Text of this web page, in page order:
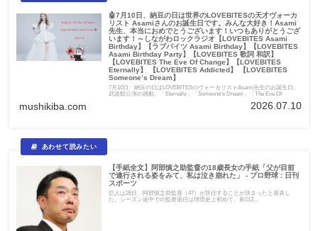
🤖7月10日、納豆の日は世界のLOVEBITESの天才ヴォーカ
リスト Asamiさんのお誕生日です。みんな大好き！Asami
先生、本当におめでとうございます！いつもありがとうござ
います！～しながわロックラジオ【LOVEBITES Asami
Birthday】【ラブバイツ Asami Birthday】【LOVEBITES
Asami Birthday Party】【LOVEBITES 歌詞 和訳】
【LOVEBITES The Eve Of Change】【LOVEBITES
Eternally】 【LOVEBITES Addicted】 【LOVEBITES
Someone’s Dream】
7月10日、納豆の日はLOVEBITESのヴォーカリストAsami先生のお誕生日。
武道館公演の感動、「Eternally」「Someone’s Dream」「The Eve Of
バースデー日記となっています。このほか「Addicted」「Someone’s
mushikiba.com 2026.07.10
【手紙全文】阿部慎之助監督の18歳長女の手紙「父が目前
で連行される姿をみて、私は泣き崩れた」 - プロ野球 : 日刊
スポーツ
巨人は26日、阿部慎之助監督（47）が辞任することが決まったと発表し
た。シーズン途中での監督退任は球団史上初めて。前日2...